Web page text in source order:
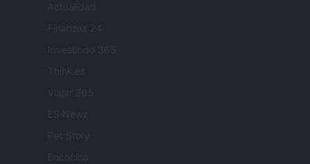
Actualidad
Finanzas 24
Investindo 365
Think.es
Viajar 365
ES Newz
Pet Story
Encocina